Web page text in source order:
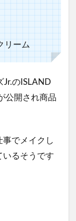
リーム
Jr.のISLAND
公開され商品
でメイクし
いるそうです